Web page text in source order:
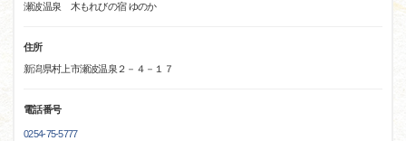
瀬波温泉 木もれびの宿 ゆのか
住所
新潟県村上市瀬波温泉２－４－１７
電話番号
0254-75-5777